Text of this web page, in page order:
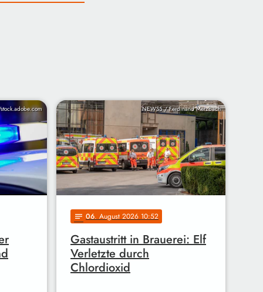
NEWS5 / Ferdinand Merzbach
notes 06. August 2026 10:52
Gastaustritt in Brauerei: Elf
Verletzte durch
Chlordioxid